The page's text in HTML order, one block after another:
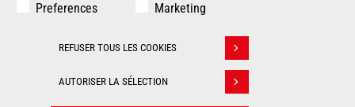
Used Manitou Machines
Gehl
Preferences
Marketing
REFUSER TOUS LES COOKIES
AUTORISER LA SÉLECTION